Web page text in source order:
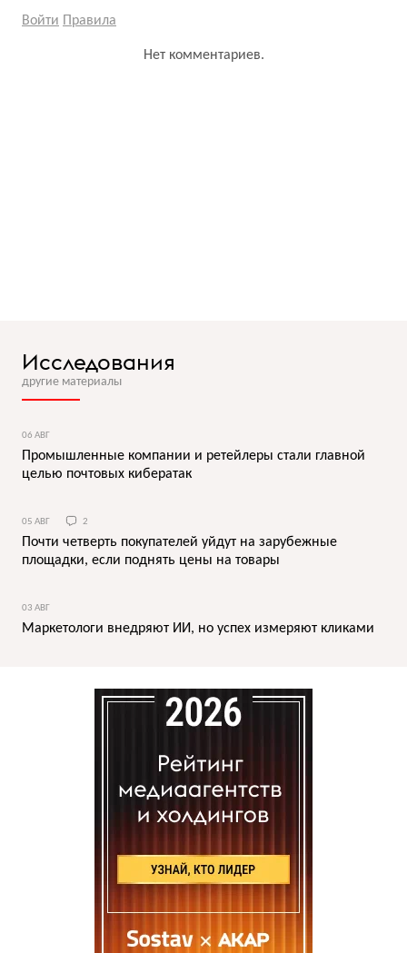
Войти Правила
Нет комментариев.
Исследования
другие материалы
06 АВГ
Промышленные компании и ретейлеры стали главной
целью почтовых кибератак
05 АВГ 2
Почти четверть покупателей уйдут на зарубежные
площадки, если поднять цены на товары
03 АВГ
Маркетологи внедряют ИИ, но успех измеряют кликами